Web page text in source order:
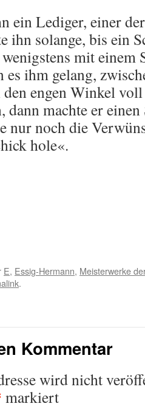
ein Lediger, einer
ihn solange, bis ein
mit einem
es ihm gelang,
den engen Winkel
dann machte er
nur noch die
hole«.
E, Essig-Hermann, Meisterwerke
.
Kommentar
wird nicht
markiert